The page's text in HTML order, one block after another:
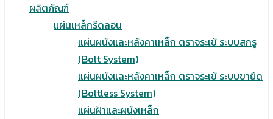
ผลิตภัณฑ์
แผ่นเหล็กรีดลอน
แผ่นผนังและหลังคาเหล็ก ตราจระเข้ ระบบสกรู
(Bolt System)
แผ่นผนังและหลังคาเหล็ก ตราจระเข้ ระบบขายึด
(Boltless System)
แผ่นฝ้าและผนังเหล็ก